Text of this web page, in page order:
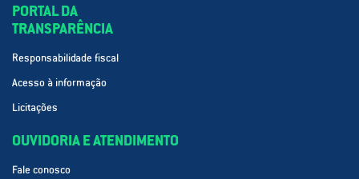
PORTAL DA
TRANSPARÊNCIA
Responsabilidade fiscal
Acesso à informação
Licitações
OUVIDORIA E ATENDIMENTO
Fale conosco